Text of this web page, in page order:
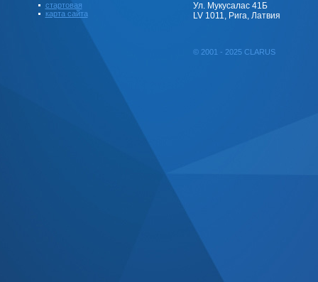
стартовая
карта сайта
Ул. Мукусалас 41Б
LV 1011, Рига, Латвия
© 2001 - 2025 CLARUS